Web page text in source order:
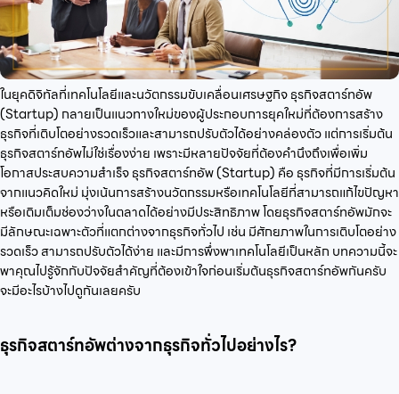
ในยุคดิจิทัลที่เทคโนโลยีและนวัตกรรมขับเคลื่อนเศรษฐกิจ ธุรกิจสตาร์ทอัพ
(Startup) กลายเป็นแนวทางใหม่ของผู้ประกอบการยุคใหม่ที่ต้องการสร้าง
ธุรกิจที่เติบโตอย่างรวดเร็วและสามารถปรับตัวได้อย่างคล่องตัว แต่การเริ่มต้น
ธุรกิจสตาร์ทอัพไม่ใช่เรื่องง่าย เพราะมีหลายปัจจัยที่ต้องคำนึงถึงเพื่อเพิ่ม
โอกาสประสบความสำเร็จ ธุรกิจสตาร์ทอัพ (Startup) คือ ธุรกิจที่มีการเริ่มต้น
จากแนวคิดใหม่ มุ่งเน้นการสร้างนวัตกรรมหรือเทคโนโลยีที่สามารถแก้ไขปัญหา
หรือเติมเต็มช่องว่างในตลาดได้อย่างมีประสิทธิภาพ โดยธุรกิจสตาร์ทอัพมักจะ
มีลักษณะเฉพาะตัวที่แตกต่างจากธุรกิจทั่วไป เช่น มีศักยภาพในการเติบโตอย่าง
รวดเร็ว สามารถปรับตัวได้ง่าย และมีการพึ่งพาเทคโนโลยีเป็นหลัก บทความนี้จะ
พาคุณไปรู้จักกับปัจจัยสำคัญที่ต้องเข้าใจก่อนเริ่มต้นธุรกิจสตาร์ทอัพกันครับ
จะมีอะไรบ้างไปดูกันเลยครับ
ธุรกิจสตาร์ทอัพต่างจากธุรกิจทั่วไปอย่างไร?